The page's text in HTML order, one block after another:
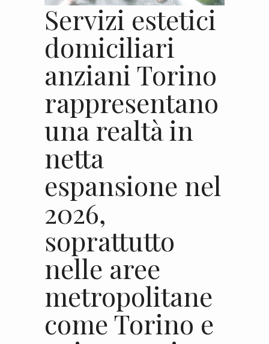
Servizi estetici
domiciliari
anziani Torino
rappresentano
una realtà in
netta
espansione nel
2026,
soprattutto
nelle aree
metropolitane
come Torino e